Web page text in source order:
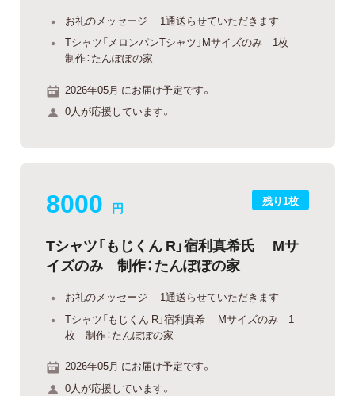
お礼のメッセージ 1通送らせていただきます
Tシャツ「メロンパンTシャツ」Mサイズのみ 1枚
制作：たんぽぽの家
2026年05月 にお届け予定です。
0人が応援しています。
残り1枚
8000 円
Tシャツ「もじくん R」宿利真希氏 Mサ
イズのみ 制作：たんぽぽの家
お礼のメッセージ 1通送らせていただきます
Tシャツ「もじくん R」宿利真希 Mサイズのみ 1
枚 制作：たんぽぽの家
2026年05月 にお届け予定です。
0人が応援しています。